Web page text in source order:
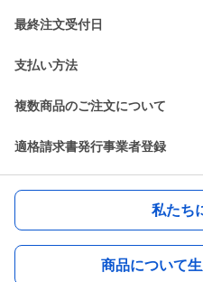
最終注文受付日
支払い方法
複数商品のご注文について
適格請求書発行事業者登録
私たち
商品について